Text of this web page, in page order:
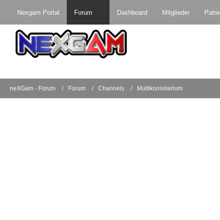
Nexgam Portal Forum Dashboard Mitglieder
neXGam - Forum Forum Channels Multikonsolerium